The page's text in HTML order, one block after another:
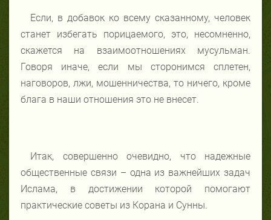
Если, в добавок ко всему сказанному, человек
станет избегать порицаемого, это, несомненно,
скажется на взаимоотношениях мусульман.
Говоря иначе, если мы сторонимся сплетен,
наговоров, лжи, мошенничества, то ничего, кроме
блага в наши отношения это не внесет.
Итак, совершенно очевидно, что надежные
общественные связи – одна из важнейших задач
Ислама, в достижении которой помогают
практические советы из Корана и Сунны.